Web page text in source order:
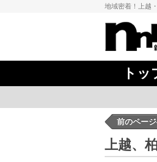
地域密着！上越
トッ
前のペー
上越、